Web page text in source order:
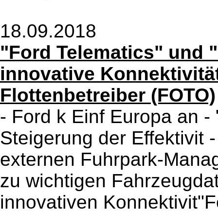
18.09.2018
"Ford Telematics" und
innovative
Flottenbetreiber (FOTO)
- Ford k Einf Europa an
Steigerung der Effektivit
externen Fuhrpark-
zu wichtigen
innovativen